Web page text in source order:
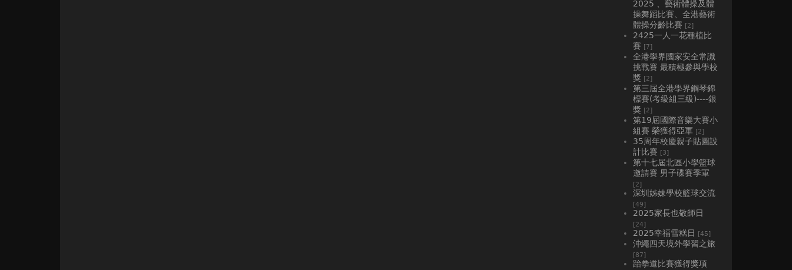
2025 、藝術體操及體
操舞蹈比賽、全港藝術
體操分齡比賽 [2]
2425一人一花種植比
賽 [7]
全港學界國家安全常識
挑戰賽 最積極參與學校
獎 [2]
第三屆全港學界鋼琴錦
標賽(考級組三級)----銀
獎 [2]
第19屆國際音樂大賽小
組賽 榮獲得亞軍 [2]
35周年校慶親子貼圖設
計比賽 [3]
第十七屆北區小學籃球
邀請賽 男子碟賽季軍
[2]
深圳姊妹學校籃球交流
[49]
2025家長也敬師日
[24]
2025幸福雪糕日 [45]
沖繩四天境外學習之旅
[87]
跆拳道比賽獲得獎項